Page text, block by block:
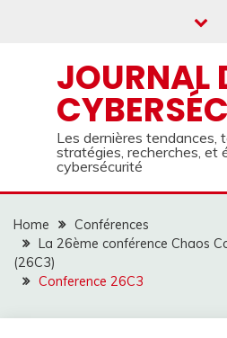
JOURNAL
Les dernières tendances,
stratégies, recherches, et
cybersécurité
Home
Conférences
La 26ème conférence Chaos
(26C3)
Conference 26C3